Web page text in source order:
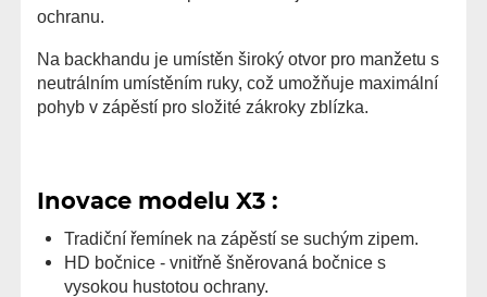
ochranu.
Na backhandu je umístěn široký otvor pro manžetu s
neutrálním umístěním ruky, což umožňuje maximální
pohyb v zápěstí pro složité zákroky zblízka.
Inovace modelu X3 :
Tradiční řemínek na zápěstí se suchým zipem.
HD bočnice - vnitřně šněrovaná bočnice s
vysokou hustotou ochrany.